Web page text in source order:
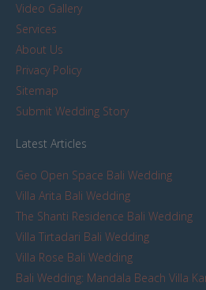
Video Gallery
Services
About Us
Privacy Policy
Sitemap
Submit Wedding Story
Latest Articles
Geo Open Space Bali Wedding
Villa Arita Bali Wedding
The Shanti Residence Bali Wedding
Villa Tirtadari Bali Wedding
Villa Rose Bali Wedding
Bali Wedding: Mandala Beach Villa